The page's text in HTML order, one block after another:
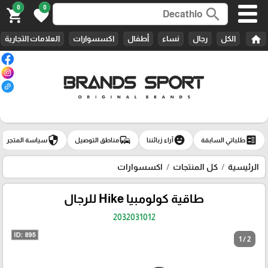
search
0
favorite
0
shopping_cart
home الكل رجال نساء أطفال اكسسوارات العلامات التجارية
ballotطلباتي السابقة emoji_emotionsآراء زبائننا commuteمناطق التوصيل securityسياسة المتجر
الرئيسية كل المنتجات اكسسوارات
طاقية كولومبيا Hike للرجال
2032031012
1 / 2